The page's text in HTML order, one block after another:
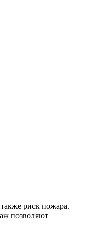
риск пожара.
позволяют